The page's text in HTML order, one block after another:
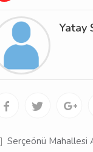
Yatay
Serçeönü Mahallesi